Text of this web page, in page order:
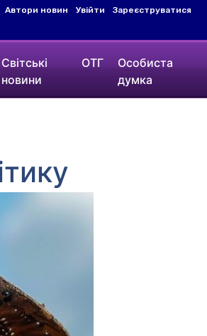
Автори новин Увійти Зареєструватися
Світські
новини
ОТГ
Особиста
думка